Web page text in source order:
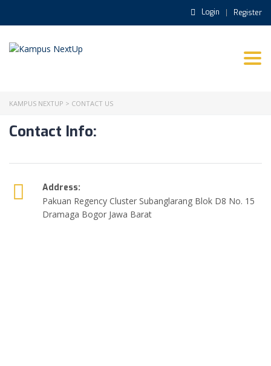
Login Register
KAMPUS NEXTUP > CONTACT US
Contact Info:
Address:
Pakuan Regency Cluster Subanglarang Blok D8 No. 15
Dramaga Bogor Jawa Barat